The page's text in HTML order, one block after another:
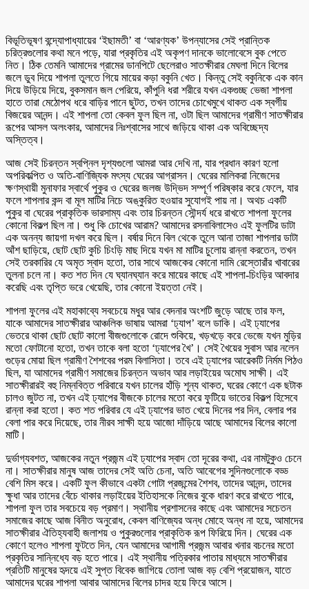
বিভূতিভূষণ বন্দ্যোপাধ্যায়ের ‘ইছামতী’ বা ‘আরণ্যক’ উপন্যাসের সেই প্রান্তিক
চরিত্রগুলোর কথা মনে পড়ে, যারা প্রকৃতির এই অকৃপণ দানকে ভালোবেসে বুক পেতে
নিত। ঠিক তেমনি আমাদের গ্রামের ডানপিটে ছেলেরাও সাতক্ষীরার মেঘলা দিনে বিলের
জলে ডুব দিয়ে শাপলা তুলতে গিয়ে মায়ের কড়া বকুনি খেত। কিন্তু সেই বকুনিকে এক কান
দিয়ে উড়িয়ে দিয়ে, বুকসমান জল পেরিয়ে, কাঁপুনি ধরা শরীরে যখন একগুচ্ছ ভেজা শাপলা
হাতে তারা মেঠোপথ ধরে বাড়ির পানে ছুটত, তখন তাদের চোখেমুখে থাকত এক স্বর্গীয়
বিজয়ের আনন্দ। এই শাপলা তো কেবল ফুল ছিল না, ওটা ছিল আমাদের গ্রামীণ সাতক্ষীরার
রূপের আসল অলংকার, আমাদের নিঃশ্বাসের সাথে জড়িয়ে থাকা এক অবিচ্ছেদ্য
অস্তিত্ব।
আজ সেই চিরন্তন স্বপ্নিল দৃশ্যগুলো আমরা আর দেখি না, যার প্রধান কারণ হলো
অপরিকল্পিত ও অতি-বাণিজ্যিক মৎস্য ঘেরের আগ্রাসন। ঘেরের মালিকরা নিজেদের
ক্ষণস্থায়ী মুনাফার স্বার্থে পুকুর ও ঘেরের জলজ উদ্ভিদ সম্পূর্ণ পরিষ্কার করে ফেলে, যার
ফলে শাপলার কন্দ বা মূল মাটির নিচে অঙ্কুরিত হওয়ার সুযোগই পায় না। অথচ একটি
পুকুর বা ঘেরের প্রাকৃতিক ভারসাম্য এবং তার চিরন্তন সৌন্দর্য ধরে রাখতে শাপলা ফুলের
কোনো বিকল্প ছিল না। শুধু কি চোখের আরাম? আমাদের রসনাবিলাসেও এই ফুলটির ডাটা
এক অনন্য জায়গা দখল করে ছিল। বর্ষার দিনে বিল থেকে তুলে আনা তাজা শাপলার ডাটা
আঁশ ছাড়িয়ে, ছোট ছোট কুচি চিংড়ি মাছ দিয়ে যখন মা মাটির চুলোয় রান্না করতেন, তখন
সেই তরকারির যে অমৃত স্বাদ হতো, তার সাথে আজকের কোনো দামি রেস্তোরাঁর খাবারের
তুলনা চলে না। কত শত দিন যে ঘ্যানঘ্যান করে মায়ের কাছে এই শাপলা-চিংড়ির আবদার
করেছি এবং তৃপ্তি ভরে খেয়েছি, তার কোনো ইয়ত্তা নেই।
শাপলা ফুলের এই মহাকাব্যে সবচেয়ে মধুর আর বেদনার অংশটি জুড়ে আছে তার ফল,
যাকে আমাদের সাতক্ষীরার আঞ্চলিক ভাষায় আমরা ‘ঢ্যাপ’ বলে ডাকি। এই ঢ্যাপের
ভেতরে থাকা ছোট ছোট কালো বীজগুলোকে রোদে শুকিয়ে, খড়খড়ে করে ভেজে যখন মুড়ির
মতো ফোটানো হতো, তখন তাকে বলা হতো ‘ঢ্যাপের খৈ’। সেই খৈয়ের সুবাস আর নলেন
গুড়ের মোয়া ছিল গ্রামীণ শৈশবের পরম বিলাসিতা। তবে এই ঢ্যাপের আরেকটি নির্মম পিঠও
ছিল, যা আমাদের গ্রামীণ সমাজের চিরন্তন অভাব আর লড়াইয়ের অমোঘ সাক্ষী। এই
সাতক্ষীরারই বহু নিম্নবিত্ত পরিবারে যখন চালের হাঁড়ি শূন্য থাকত, ঘরের কোণে এক ছটাক
চালও জুটত না, তখন এই ঢ্যাপের বীজকে চালের মতো করে ফুটিয়ে ভাতের বিকল্প হিসেবে
রান্না করা হতো। কত শত পরিবার যে এই ঢ্যাপের ভাত খেয়ে দিনের পর দিন, বেলার পর
বেলা পার করে দিয়েছে, তার নীরব সাক্ষী হয়ে আজো দাঁড়িয়ে আছে আমাদের বিলের কালো
মাটি।
দুর্ভাগ্যবশত, আজকের নতুন প্রজন্ম এই ঢ্যাপের স্বাদ তো দূরের কথা, এর নামটুকুও চেনে
না। সাতক্ষীরার মানুষ আজ তাদের সেই অতি চেনা, অতি আবেগের সুদিনগুলোকে বড্ড
বেশি মিস করে। একটি ফুল কীভাবে একটা গোটা প্রজন্মের শৈশব, তাদের আনন্দ, তাদের
ক্ষুধা আর তাদের বেঁচে থাকার লড়াইয়ের ইতিহাসকে নিজের বুকে ধারণ করে রাখতে পারে,
শাপলা ফুল তার সবচেয়ে বড় প্রমাণ। স্থানীয় প্রশাসনের কাছে এবং আমাদের সচেতন
সমাজের কাছে আজ বিনীত অনুরোধ, কেবল বাণিজ্যের অন্ধ মোহে অন্ধ না হয়ে, আমাদের
সাতক্ষীরার ঐতিহ্যবাহী জলাশয় ও পুকুরগুলোর প্রাকৃতিক রূপ ফিরিয়ে দিন। ঘেরের এক
কোণে হলেও শাপলা ফুটতে দিন, যেন আমাদের আগামী প্রজন্ম আবার খনার বচনের মতো
প্রকৃতির সান্নিধ্যে বড় হতে পারে। এই স্থানীয় পত্রিকার পাতার মাধ্যমে সাতক্ষীরার
প্রতিটি মানুষের হৃদয়ে এই সুপ্ত বিবেক জাগিয়ে তোলা আজ বড় বেশি প্রয়োজন, যাতে
আমাদের ঘরের শাপলা আবার আমাদের বিলের চাদর হয়ে ফিরে আসে।